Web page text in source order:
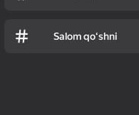
Salom qoʻshni